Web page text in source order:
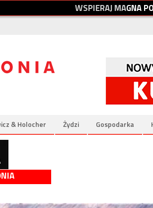
WSPIERAJMAGNAP
& Holocher Żydzi Gospodarka